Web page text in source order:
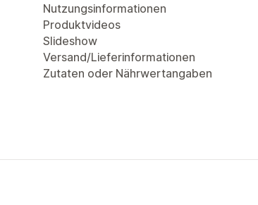
Nutzungsinformationen
Produktvideos
Slideshow
Versand/Lieferinformationen
Zutaten oder Nährwertangaben